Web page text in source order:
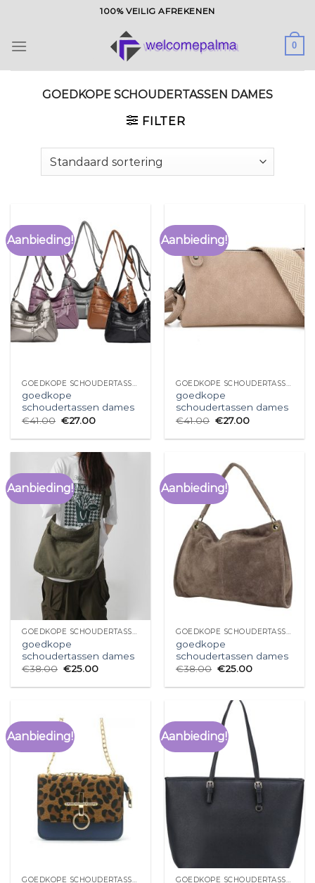
inhoud
100% VEILIG AFREKENEN
0
GOEDKOPE SCHOUDERTASSEN DAMES
FILTER
Aanbieding!
goedkope
schoudertassen dames
€41.00 €27.00
Aanbieding!
goedkope
schoudertassen dames
€41.00 €27.00
Aanbieding!
GOEDKOPE SCHOUDERTASSEN DAMES
goedkope
schoudertassen dames
€38.00 €25.00
Aanbieding!
GOEDKOPE SCHOUDERTASSEN DAMES
goedkope
schoudertassen dames
€38.00 €25.00
Aanbieding!
GOEDKOPE SCHOUDERTASSEN DAMES
Aanbieding!
GOEDKOPE SCHOUDERTASSEN DAMES